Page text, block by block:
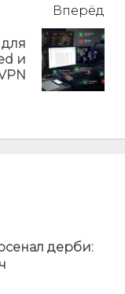
Вперёд
и
дерби: